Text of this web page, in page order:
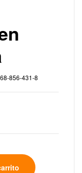
856-431-8